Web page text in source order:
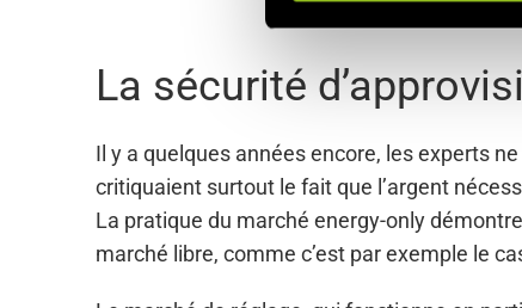
n
u
c
n
s
e
n
La sécurité
Il y a quelques années encore, les experts
critiquaient surtout le fait que l’argent
La pratique du marché energy-only
marché libre, comme c’est par exemple le